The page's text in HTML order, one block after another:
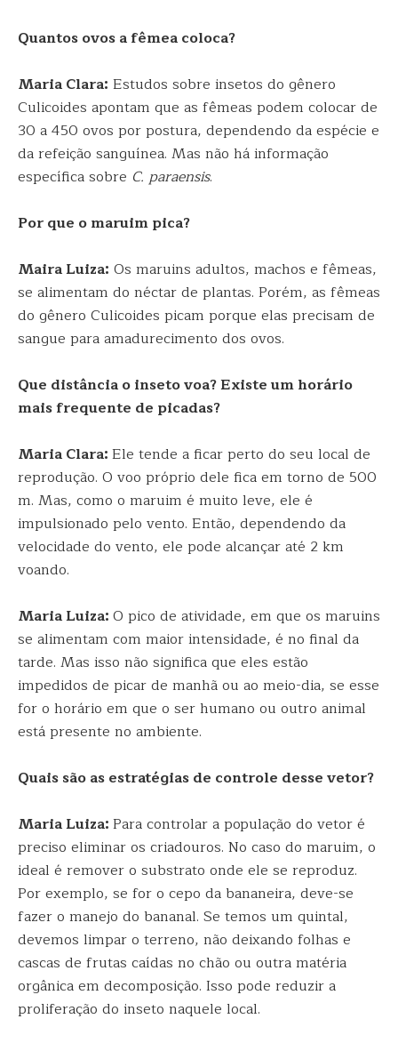
Quantos ovos a fêmea coloca?
Maria Clara: Estudos sobre insetos do gênero
Culicoides apontam que as fêmeas podem colocar de
30 a 450 ovos por postura, dependendo da espécie e
da refeição sanguínea. Mas não há informação
específica sobre C. paraensis.
Por que o maruim pica?
Maira Luiza: Os maruins adultos, machos e fêmeas,
se alimentam do néctar de plantas. Porém, as fêmeas
do gênero Culicoides picam porque elas precisam de
sangue para amadurecimento dos ovos.
Que distância o inseto voa? Existe um horário
mais frequente de picadas?
Maria Clara:Ele tende a ficar perto do seu local de
reprodução. O voo próprio dele fica em torno de 500
m. Mas, como o maruim é muito leve, ele é
impulsionado pelo vento. Então, dependendo da
velocidade do vento, ele pode alcançar até 2 km
voando.
Maria Luiza:O pico de atividade, em que os maruins
se alimentam com maior intensidade, é no final da
tarde. Mas isso não significa que eles estão
impedidos de picar de manhã ou ao meio-dia, se esse
for o horário em que o ser humano ou outro animal
está presente no ambiente.
Quais são as estratégias de controle desse vetor?
Maria Luiza:Para controlar a população do vetor é
preciso eliminar os criadouros. No caso do maruim, o
ideal é remover o substrato onde ele se reproduz.
Por exemplo, se for o cepo da bananeira, deve-se
fazer o manejo do bananal. Se temos um quintal,
devemos limpar o terreno, não deixando folhas e
cascas de frutas caídas no chão ou outra matéria
orgânica em decomposição. Isso pode reduzir a
proliferação do inseto naquele local.